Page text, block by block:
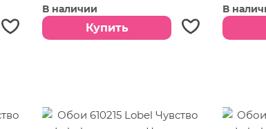
В наличии
Купить
В